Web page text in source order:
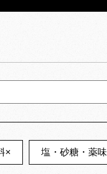
× 塩・砂糖・薬味